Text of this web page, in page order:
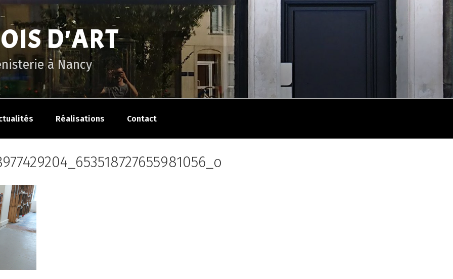
D'ART
à Nancy
Réalisations Contact